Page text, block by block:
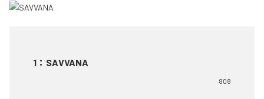
1 ： SAVVANA
808